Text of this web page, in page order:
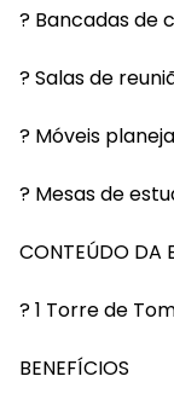
? Bancadas de
? Salas de
? Móveis
? Mesas de
CONTEÚDO DA
? 1 Torre de
BENEFÍCIOS